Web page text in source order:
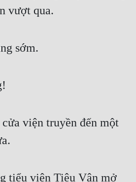
vượt qua.
sớm.
viện truyền đến một
tiểu viện Tiêu Vân mở